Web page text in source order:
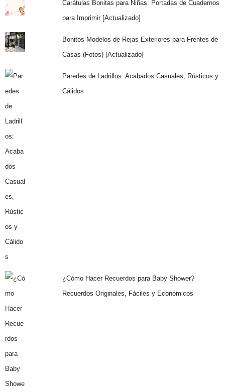
Carátulas Bonitas para Niñas: Portadas de Cuadernos
para Imprimir [Actualizado]
Bonitos Modelos de Rejas Exteriores para Frentes de
Casas (Fotos) [Actualizado]
Paredes de Ladrillos: Acabados Casuales, Rústicos y
Cálidos
¿Cómo Hacer Recuerdos para Baby Shower?
Recuerdos Originales, Fáciles y Económicos